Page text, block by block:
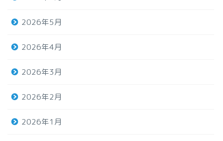
2026年5月
2026年4月
2026年3月
2026年2月
2026年1月